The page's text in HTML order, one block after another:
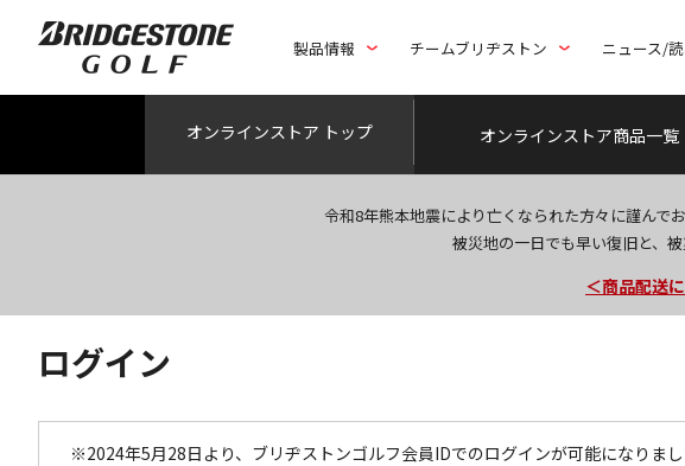
製品情報 チームブリヂストン ニュース/
オンラインストア トップ オンラインストア商品一覧
令和8年熊本地震により亡くなられた方々に謹んで
被災地の一日でも早い復旧と、
＜夏季休暇
今なら新規
＜商品配送
ログイン
※2024年5月28日より、ブリヂストンゴルフ会員IDでのログインが可能になりまし